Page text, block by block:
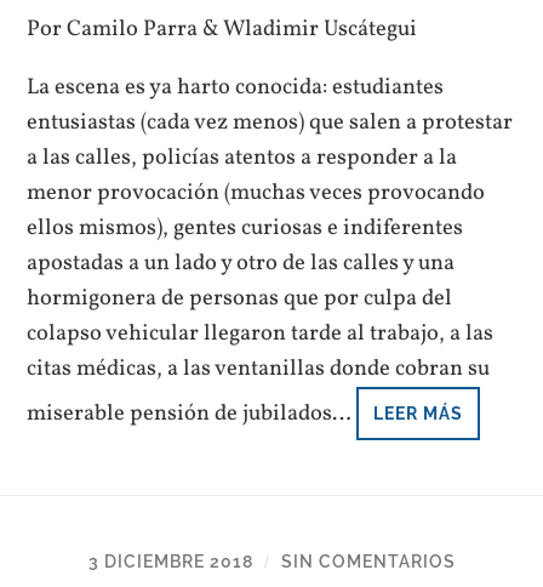
Por Camilo Parra & Wladimir Uscátegui
La escena es ya harto conocida: estudiantes
entusiastas (cada vez menos) que salen a protestar
a las calles, policías atentos a responder a la
menor provocación (muchas veces provocando
ellos mismos), gentes curiosas e indiferentes
apostadas a un lado y otro de las calles y una
hormigonera de personas que por culpa del
colapso vehicular llegaron tarde al trabajo, a las
citas médicas, a las ventanillas donde cobran su
miserable pensión de jubilados…
LEER MÁS
3 DICIEMBRE 2018 / SIN COMENTARIOS